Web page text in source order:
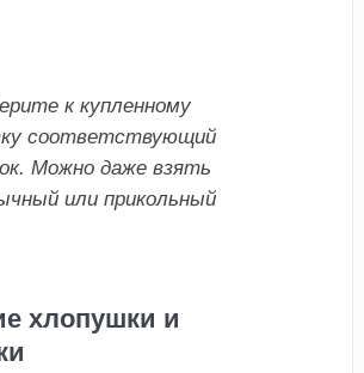
к купленному
соответствующий
Можно даже взять
или прикольный
хлопушки и